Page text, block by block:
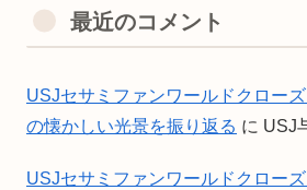
最近のコメント
USJセサミファンワールドクロー
の懐かしい光景を振り返る に USJ
USJセサミファンワールドクロー